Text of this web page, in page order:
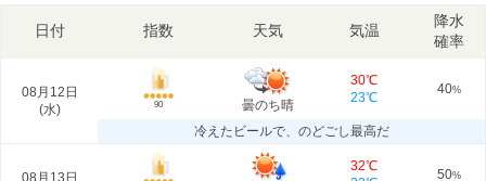
日付 指数 天気 気温
降水
確率
08月12日
(水) 90 曇のち晴
30℃
23℃
40%
冷えたビールで、のどごし最高だ
08月13日
32℃
50%